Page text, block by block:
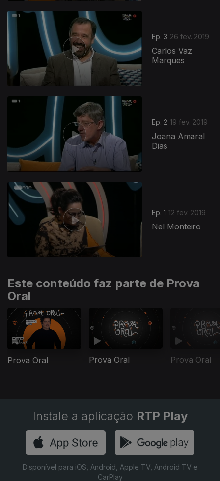
Ep. 3 26 fev. 2019
Carlos Vaz
Marques
Ep. 2 19 fev. 2019
Joana Amaral
Dias
Ep. 1 12 fev. 2019
Nel Monteiro
389712
Este conteúdo faz parte de Prova
Oral
Prova Oral Prova Oral Prova Oral
Instale a aplicação RTP Play
Disponível para iOS, Android, Apple TV, Android TV e
CarPlay